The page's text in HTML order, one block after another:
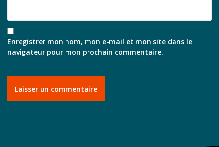
Enregistrer mon nom, mon e-mail et mon site dans le
navigateur pour mon prochain commentaire.